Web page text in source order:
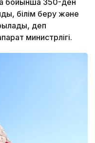
білім беру және
деп
министрлігі.